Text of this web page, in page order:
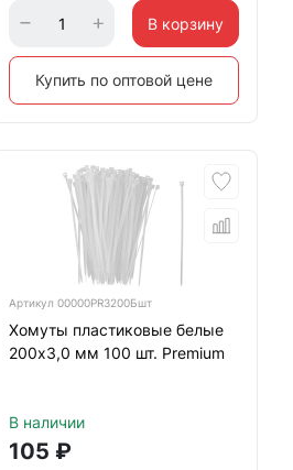
В корзину
Купить по оптовой цене
Артикул 00000PR3200Бшт
Хомуты пластиковые белые
200х3,0 мм 100 шт. Premium
В наличии
105 ₽